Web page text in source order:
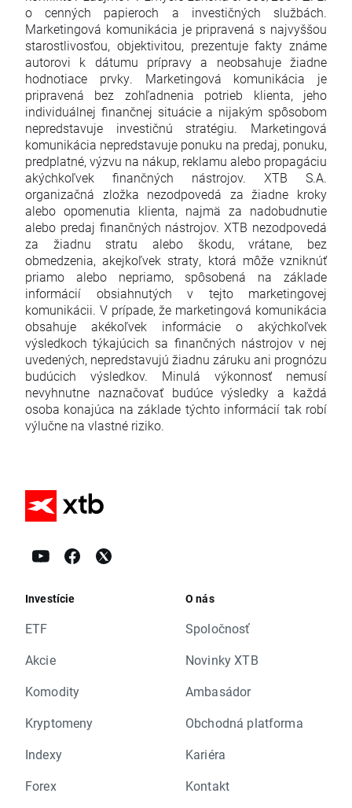
o cenných papieroch a investičných službách.
Marketingová komunikácia je pripravená s najvyššou
starostlivosťou, objektivitou, prezentuje fakty známe
autorovi k dátumu prípravy a neobsahuje žiadne
hodnotiace prvky. Marketingová komunikácia je
pripravená bez zohľadnenia potrieb klienta, jeho
individuálnej finančnej situácie a nijakým spôsobom
nepredstavuje investičnú stratégiu. Marketingová
komunikácia nepredstavuje ponuku na predaj, ponuku,
predplatné, výzvu na nákup, reklamu alebo propagáciu
akýchkoľvek finančných nástrojov. XTB S.A.
organizačná zložka nezodpovedá za žiadne kroky
alebo opomenutia klienta, najmä za nadobudnutie
alebo predaj finančných nástrojov. XTB nezodpovedá
za žiadnu stratu alebo škodu, vrátane, bez
obmedzenia, akejkoľvek straty, ktorá môže vzniknúť
priamo alebo nepriamo, spôsobená na základe
informácií obsiahnutých v tejto marketingovej
komunikácii. V prípade, že marketingová komunikácia
obsahuje akékoľvek informácie o akýchkoľvek
výsledkoch týkajúcich sa finančných nástrojov v nej
uvedených, nepredstavujú žiadnu záruku ani prognózu
budúcich výsledkov. Minulá výkonnosť nemusí
nevyhnutne naznačovať budúce výsledky a každá
osoba konajúca na základe týchto informácií tak robí
výlučne na vlastné riziko.
Investície
ETF
Akcie
Komodity
Kryptomeny
Indexy
Forex
O nás
Spoločnosť
Novinky XTB
Ambasádor
Obchodná platforma
Kariéra
Kontakt